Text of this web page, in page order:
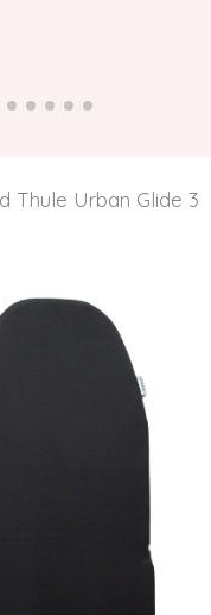
Thule Urban Glide 3